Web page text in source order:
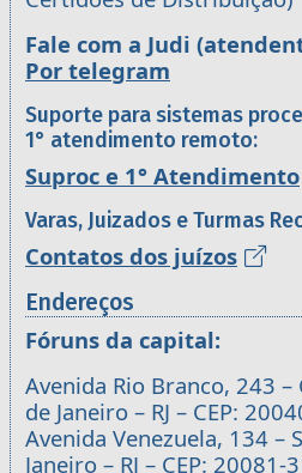
Fale com a Judi
Por telegram
Suporte para sistemas
1° atendimento remoto:
Suproc e 1° Atendimento
Varas, Juizados e Turmas
Contatos dos juízos
Endereços
Fóruns da capital:
Avenida Rio Branco, 243 –
de Janeiro – RJ – CEP:
Avenida Venezuela, 134 –
Janeiro – RJ – CEP: 20081-